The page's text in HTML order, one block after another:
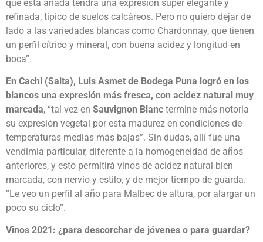
que esta añada tendrá una expresión súper elegante y
refinada, típico de suelos calcáreos. Pero no quiero dejar de
lado a las variedades blancas como Chardonnay, que tienen
un perfil cítrico y mineral, con buena acidez y longitud en
boca”.
En Cachi (Salta), Luis Asmet de Bodega Puna logró en los
blancos una expresión más fresca, con acidez natural muy
marcada, “tal vez en Sauvignon Blanc termine más notoria
su expresión vegetal por esta madurez en condiciones de
temperaturas medias más bajas”. Sin dudas, allí fue una
vendimia particular, diferente a la homogeneidad de años
anteriores, y esto permitirá vinos de acidez natural bien
marcada, con nervio y estilo, y de mejor tiempo de guarda.
“Le veo un perfil al año para Malbec de altura, por alargar un
poco su ciclo”.
Vinos 2021: ¿para descorchar de jóvenes o para guardar?